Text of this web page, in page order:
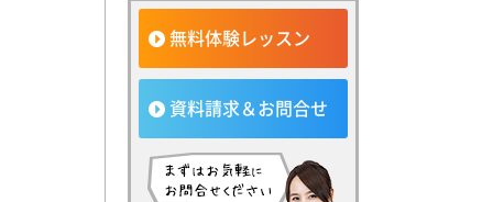
無料体験レッスン
資料請求＆お問合せ